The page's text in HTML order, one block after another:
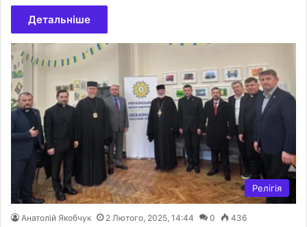
Детальніше
Релігія
Анатолій Якобчук 2 Лютого, 2025, 14:44 0 436